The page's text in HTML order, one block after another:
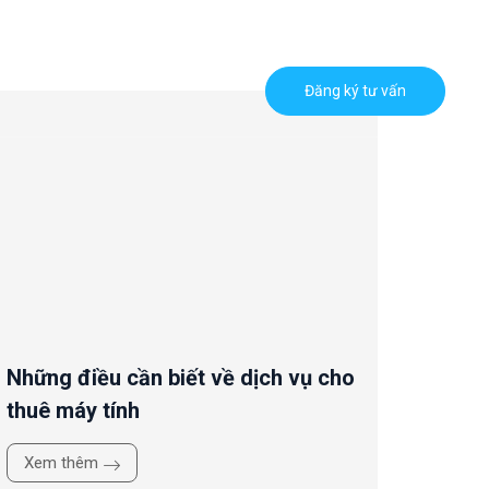
Đăng ký tư vấn
Những điều cần biết về dịch vụ cho
thuê máy tính
Xem thêm